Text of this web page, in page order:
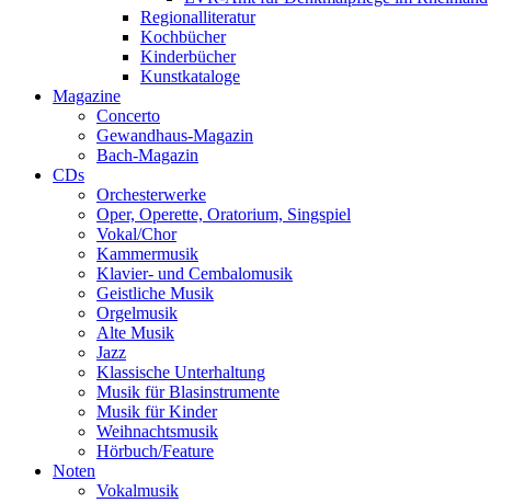
Regionalliteratur
Kochbücher
Kinderbücher
Kunstkataloge
Magazine
Concerto
Gewandhaus-Magazin
Bach-Magazin
CDs
Orchesterwerke
Oper, Operette, Oratorium, Singspiel
Vokal/Chor
Kammermusik
Klavier- und Cembalomusik
Geistliche Musik
Orgelmusik
Alte Musik
Jazz
Klassische Unterhaltung
Musik für Blasinstrumente
Musik für Kinder
Weihnachtsmusik
Hörbuch/Feature
Noten
Vokalmusik